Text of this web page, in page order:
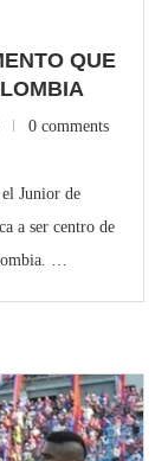
QUE
0 comments
Junior de
a ser centro de
…